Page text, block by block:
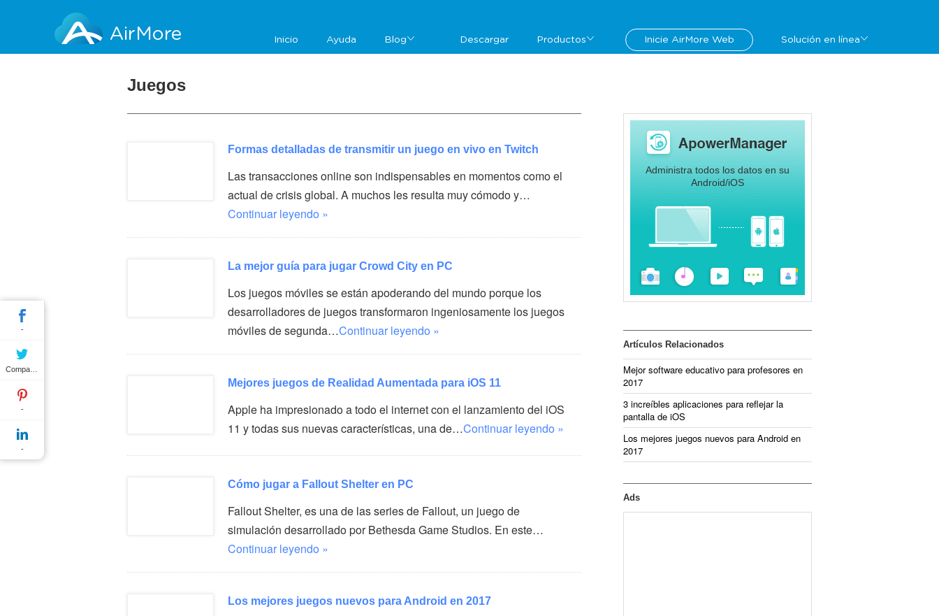
AirMore Inicio Ayuda Blog Descargar Productos Inicie AirMore Web Solución en línea
Juegos
Formas detalladas de transmitir un juego en vivo en Twitch
Las transacciones online son indispensables en momentos como el
actual de crisis global. A muchos les resulta muy cómodo y…
Continuar leyendo »
La mejor guía para jugar Crowd City en PC
Los juegos móviles se están apoderando del mundo porque los
desarrolladores de juegos transformaron ingeniosamente los juegos
móviles de segunda…Continuar leyendo »
Mejores juegos de Realidad Aumentada para iOS 11
Apple ha impresionado a todo el internet con el lanzamiento del iOS
11 y todas sus nuevas características, una de…Continuar leyendo »
Cómo jugar a Fallout Shelter en PC
Fallout Shelter, es una de las series de Fallout, un juego de
simulación desarrollado por Bethesda Game Studios. En este…
Continuar leyendo »
Los mejores juegos nuevos para Android en 2017
Administra todos los datos en su
Android/iOS
Artículos Relacionados
Mejor software educativo para profesores en
2017
3 increíbles aplicaciones para reflejar la
pantalla de iOS
Los mejores juegos nuevos para Android en
2017
Ads
-
-
-